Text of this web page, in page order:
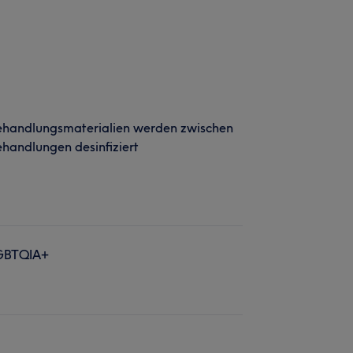
werden zwischen
desinfiziert